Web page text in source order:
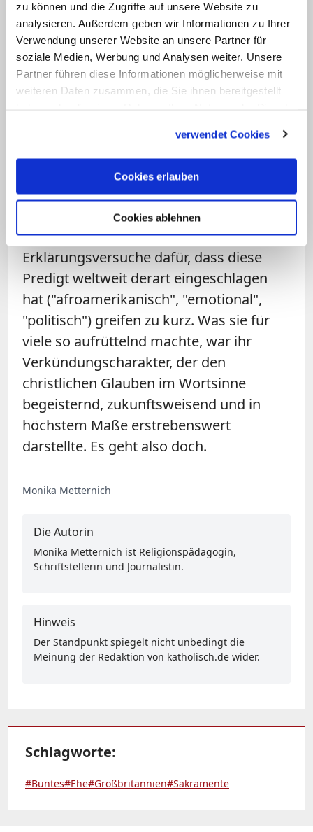
zu können und die Zugriffe auf unsere Website zu
analysieren. Außerdem geben wir Informationen zu Ihrer
Verwendung unserer Website an unsere Partner für
soziale Medien, Werbung und Analysen weiter. Unsere
Partner führen diese Informationen möglicherweise mit
weiteren Daten zusammen, die Sie ihnen bereitgestellt
verwendet Cookies
Cookies erlauben
Cookies ablehnen
auch geistig dazu beitrage, die Menschen
untereinander zu verbinden – bis hin zu
den sozialen Netzwerken.
Als Kronzeugen zitierte er dazu den in der
Jesuiten und Naturwissenschaftler
"Feuer" und "Liebe" anlässlich einer
Hochzeit hätte Pfingsten nicht
anschaulicher einläuten können. Die
etwas hilflos anmutenden
Erklärungsversuche dafür, dass diese
Predigt weltweit derart eingeschlagen
hat ("afroamerikanisch", "emotional",
"politisch") greifen zu kurz. Was sie für
viele so aufrüttelnd machte, war ihr
Verkündungscharakter, der den
christlichen Glauben im Wortsinne
begeisternd, zukunftsweisend und in
höchstem Maße erstrebenswert
darstellte. Es geht also doch.
Monika Metternich
Die Autorin
Monika Metternich ist Religionspädagogin,
Schriftstellerin und Journalistin.
Hinweis
Der Standpunkt spiegelt nicht unbedingt die
Meinung der Redaktion von katholisch.de wider.
Schlagworte:
#Buntes#Ehe#Großbritannien#Sakramente